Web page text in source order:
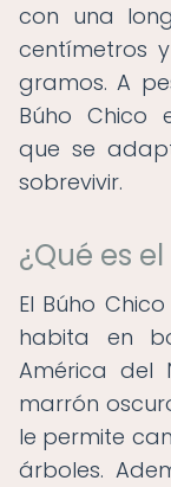
con una
centímetros
gramos. A
Búho Chico
que se
sobrevivir.
¿Qué es
El Búho
habita en
América del
marrón
le permite
árboles.